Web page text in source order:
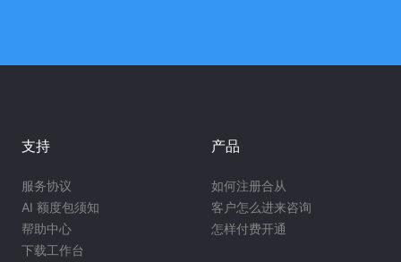
支持
服务协议
AI 额度包须知
帮助中心
下载工作台
产品
如何注册合从
客户怎么进来咨询
怎样付费开通